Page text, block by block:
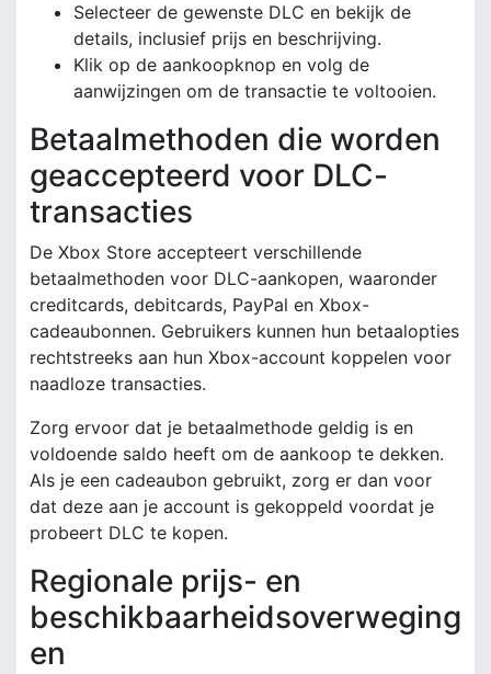
Selecteer de gewenste DLC en bekijk de
details, inclusief prijs en beschrijving.
Klik op de aankoopknop en volg de
aanwijzingen om de transactie te voltooien.
Betaalmethoden die worden
geaccepteerd voor DLC-
transacties
De Xbox Store accepteert verschillende
betaalmethoden voor DLC-aankopen, waaronder
creditcards, debitcards, PayPal en Xbox-
cadeaubonnen. Gebruikers kunnen hun betaalopties
rechtstreeks aan hun Xbox-account koppelen voor
naadloze transacties.
Zorg ervoor dat je betaalmethode geldig is en
voldoende saldo heeft om de aankoop te dekken.
Als je een cadeaubon gebruikt, zorg er dan voor
dat deze aan je account is gekoppeld voordat je
probeert DLC te kopen.
Regionale prijs- en
beschikbaarheidsoverweging
en